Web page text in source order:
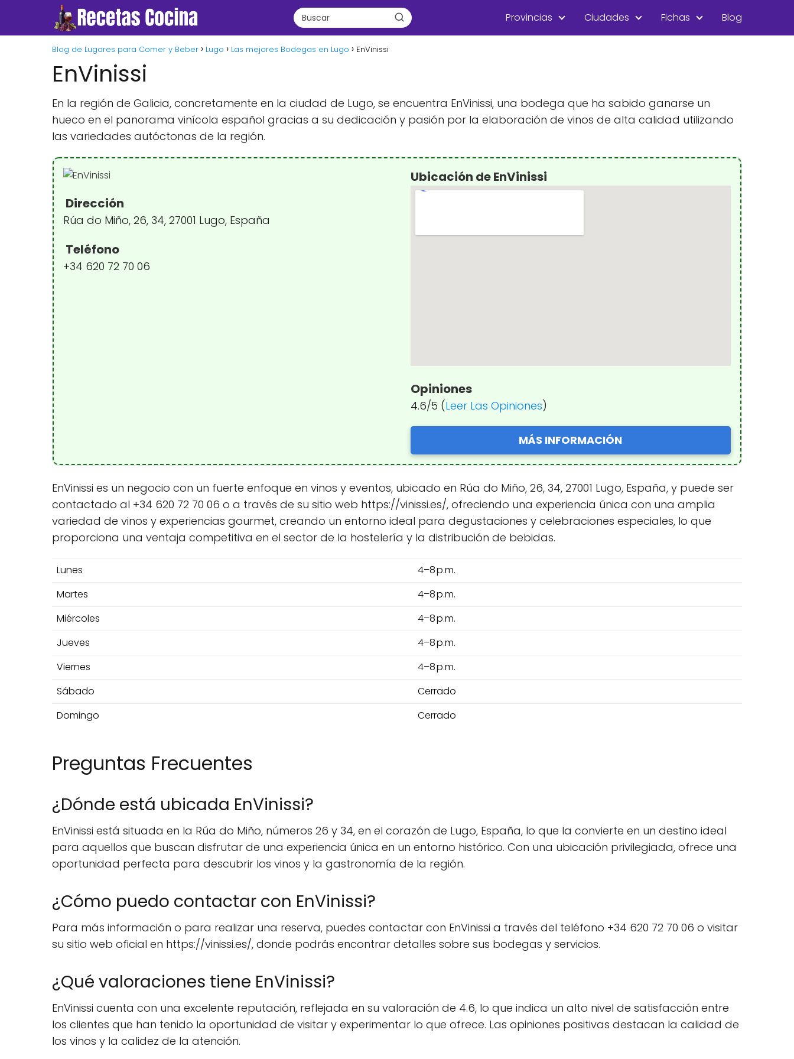
Provincias Ciudades Fichas Blog
Blog de Lugares para Comer y Beber Lugo Las mejores Bodegas en Lugo EnVinissi
EnVinissi
En la región de Galicia, concretamente en la ciudad de Lugo, se encuentra EnVinissi, una bodega que ha sabido ganarse un
hueco en el panorama vinícola español gracias a su dedicación y pasión por la elaboración de vinos de alta calidad utilizando
las variedades autóctonas de la región.
Dirección
Rúa do Miño, 26, 34, 27001 Lugo, España
Teléfono
+34 620 72 70 06
Ubicación de EnVinissi
Opiniones
4.6/5 (Leer Las Opiniones)
MÁS INFORMACIÓN
EnVinissi es un negocio con un fuerte enfoque en vinos y eventos, ubicado en Rúa do Miño, 26, 34, 27001 Lugo, España, y puede ser
contactado al +34 620 72 70 06 o a través de su sitio web https://vinissi.es/, ofreciendo una experiencia única con una amplia
variedad de vinos y experiencias gourmet, creando un entorno ideal para degustaciones y celebraciones especiales, lo que
proporciona una ventaja competitiva en el sector de la hostelería y la distribución de bebidas.
Lunes
4–8 p.m.
Martes
4–8 p.m.
Miércoles
4–8 p.m.
Jueves
4–8 p.m.
Viernes
4–8 p.m.
Sábado
Cerrado
Domingo
Cerrado
Preguntas Frecuentes
¿Dónde está ubicada EnVinissi?
EnVinissi está situada en la Rúa do Miño, números 26 y 34, en el corazón de Lugo, España, lo que la convierte en un destino ideal
para aquellos que buscan disfrutar de una experiencia única en un entorno histórico. Con una ubicación privilegiada, ofrece una
oportunidad perfecta para descubrir los vinos y la gastronomía de la región.
¿Cómo puedo contactar con EnVinissi?
Para más información o para realizar una reserva, puedes contactar con EnVinissi a través del teléfono +34 620 72 70 06 o visitar
su sitio web oficial en https://vinissi.es/, donde podrás encontrar detalles sobre sus bodegas y servicios.
¿Qué valoraciones tiene EnVinissi?
EnVinissi cuenta con una excelente reputación, reflejada en su valoración de 4.6, lo que indica un alto nivel de satisfacción entre
los clientes que han tenido la oportunidad de visitar y experimentar lo que ofrece. Las opiniones positivas destacan la calidad de
los vinos y la calidez de la atención.